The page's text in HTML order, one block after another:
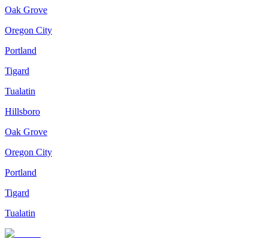
Oak Grove
Oregon City
Portland
Tigard
Tualatin
Hillsboro
Oak Grove
Oregon City
Portland
Tigard
Tualatin